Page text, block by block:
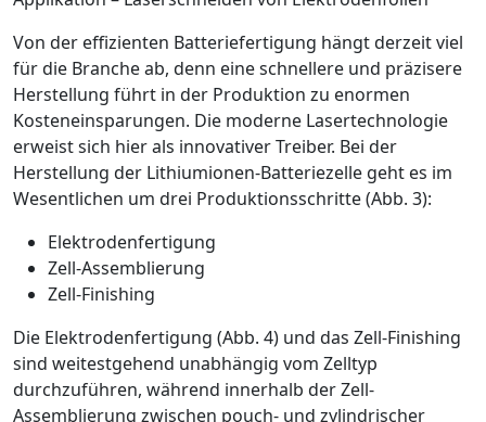
Von der effizienten Batteriefertigung hängt derzeit viel
für die Branche ab, denn eine schnellere und präzisere
Herstellung führt in der Produktion zu enormen
Kosteneinsparungen. Die moderne Lasertechnologie
erweist sich hier als innovativer Treiber. Bei der
Herstellung der Lithiumionen-­Batteriezelle geht es im
Wesentlichen um drei Produk­tionsschritte (Abb. 3):
Elektrodenfertigung
Zell-Assemblierung
Zell-Finishing
Die Elektrodenfertigung (Abb. 4) und das Zell-Finishing
sind weitestgehend unabhängig vom Zelltyp
durchzuführen, während ­innerhalb der Zell-
Assemblierung zwischen pouch- und zylindrischer